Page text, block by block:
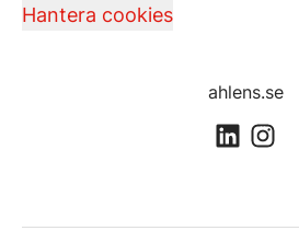
Hantera cookies
ahlens.se